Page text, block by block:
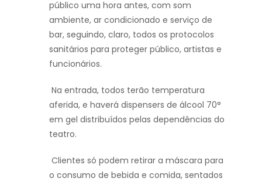
público uma hora antes, com som
ambiente, ar condicionado e serviço de
bar, seguindo, claro, todos os protocolos
sanitários para proteger público, artistas e
funcionários.
Na entrada, todos terão temperatura
aferida, e haverá dispensers de álcool 70°
em gel distribuídos pelas dependências do
teatro.
Clientes só podem retirar a máscara para
o consumo de bebida e comida, sentados